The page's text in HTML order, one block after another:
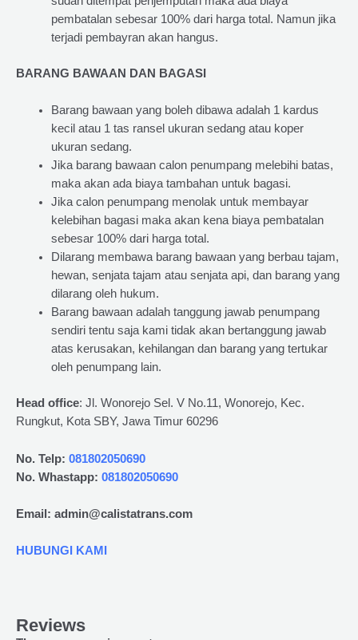
pembatalan sebesar 100% dari harga total. Namun jika
terjadi pembayran akan hangus.
BARANG BAWAAN DAN BAGASI
Barang bawaan yang boleh dibawa adalah 1 kardus
kecil atau 1 tas ransel ukuran sedang atau koper
ukuran sedang.
Jika barang bawaan calon penumpang melebihi batas,
maka akan ada biaya tambahan untuk bagasi.
Jika calon penumpang menolak untuk membayar
kelebihan bagasi maka akan kena biaya pembatalan
sebesar 100% dari harga total.
Dilarang membawa barang bawaan yang berbau tajam,
hewan, senjata tajam atau senjata api, dan barang yang
dilarang oleh hukum.
Barang bawaan adalah tanggung jawab penumpang
sendiri tentu saja kami tidak akan bertanggung jawab
atas kerusakan, kehilangan dan barang yang tertukar
oleh penumpang lain.
Head office: Jl. Wonorejo Sel. V No.11, Wonorejo, Kec.
Rungkut, Kota SBY, Jawa Timur 60296
No. Telp: 081802050690
No. Whastapp: 081802050690
Email: admin@calistatrans.com
HUBUNGI KAMI
Reviews